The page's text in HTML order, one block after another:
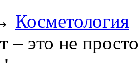
Косметология
– это не